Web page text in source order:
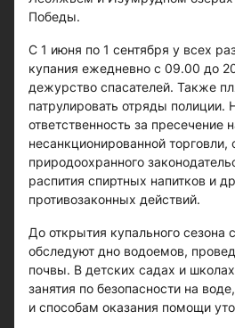
Победы.
С 1 июня по 1 сентября у всех
купания ежедневно с 09.00 до
дежурство спасателей. Также
патрулировать отряды полиции.
ответственность за пресечение
несанкционированной
природоохранного
распития спиртных напитков и
противозаконных действий.
До открытия купального сезона
обследуют дно водоемов,
почвы. В детских садах и
занятия по безопасности на
и способам оказания помощи